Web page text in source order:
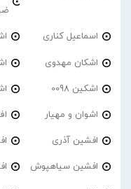
اسماعیل کناری
اشکان مهدوی
اشکین 0098
اشوان و مهیار
افشین آذری
افشین سیاهپوش